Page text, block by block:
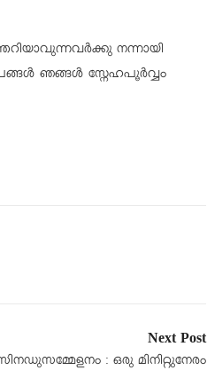
നന്നായി
ഞങ്ങൾ സ്നേഹപൂർവ്വം
Next Post
: ഒരു മിനിറ്റുനേരം